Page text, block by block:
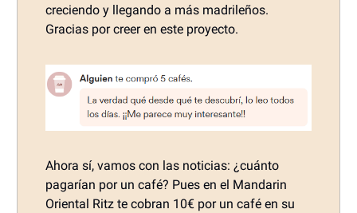
creciendo y llegando a más madrileños.
Gracias por creer en este proyecto.
Ahora sí, vamos con las noticias: ¿cuánto
pagarían por un café? Pues en el Mandarin
Oriental Ritz te cobran 10€ por un café en su